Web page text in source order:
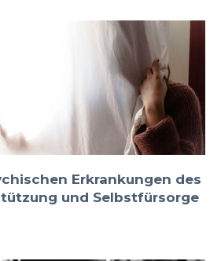
Erkrankungen des
und Selbstfürsorge